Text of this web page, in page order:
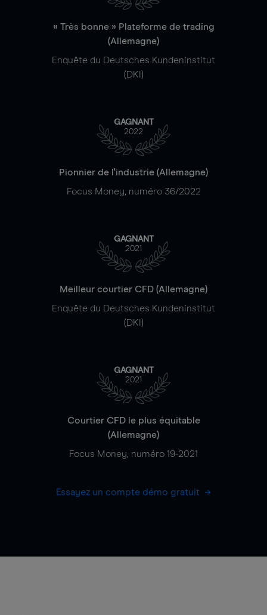
« Très bonne » Plateforme de trading
(Allemagne)
Enquête du Deutsches Kundeninstitut
(DKI)
GAGNANT
2022
Pionnier de l'industrie (Allemagne)
Focus Money, numéro 36/2022
GAGNANT
2021
Meilleur courtier CFD (Allemagne)
Enquête du Deutsches Kundeninstitut
(DKI)
GAGNANT
2021
Courtier CFD le plus équitable
(Allemagne)
Focus Money, numéro 19-2021
Essayez un compte démo gratuit